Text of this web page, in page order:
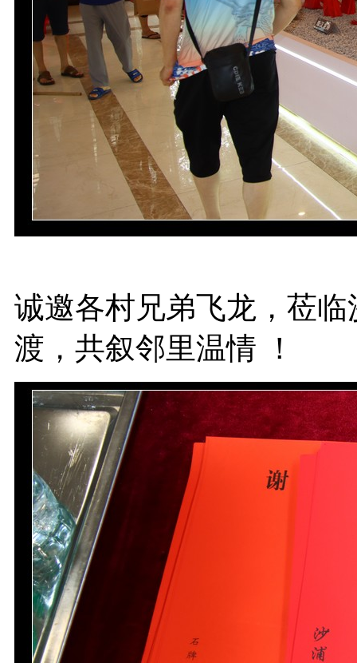
诚邀各村兄弟飞龙，莅
渡，共叙邻里温情 ！